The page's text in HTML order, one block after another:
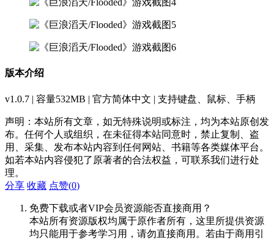
版本介绍
v1.0.7 | 容量532MB | 官方简体中文 | 支持键盘、鼠标、手柄
声明：本站所有文章，如无特殊说明或标注，均为本站原创发
布。任何个人或组织，在未征得本站同意时，禁止复制、盗
用、采集、发布本站内容到任何网站、书籍等各类媒体平台。
如若本站内容侵犯了原著者的合法权益，可联系我们进行处
理。
分享 收藏 点赞(0)
免费下载或者VIP会员资源能否直接商用？
本站所有资源版权均属于原作者所有，这里所提供资源
均只能用于参考学习用，请勿直接商用。若由于商用引